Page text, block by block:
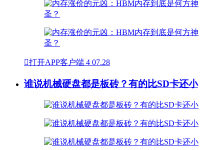
打开APP客户端 4 07.28
谁说机械硬盘都是板砖？有的比SD卡还小